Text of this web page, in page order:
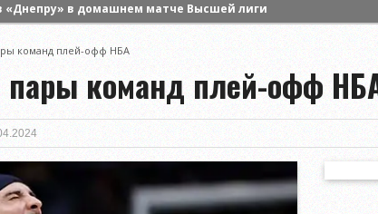
«Днепру» в домашнем матче Высшей лиги
команд плей-офф НБА
пары команд плей-офф